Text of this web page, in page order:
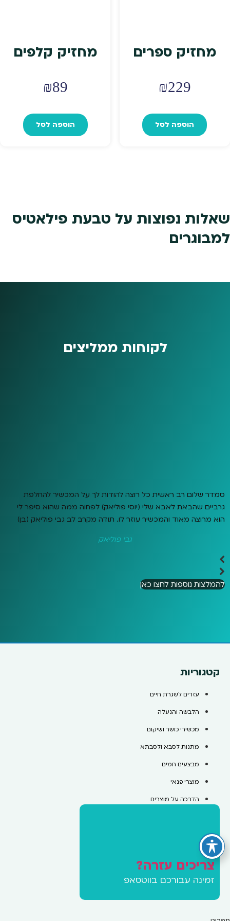
מחזיק ספרים
₪229
הוספה לסל
מחזיק קלפים
₪89
הוספה לסל
שאלות נפוצות על טבעת פילאטיס
למבוגרים
לקוחות ממליצים
סמדר שלום רב ראשית כל רוצה להודות לך על המכשיר להחלפת
גרביים שהבאת לאבא שלי (יוסי פוליאק) לפחוה ממה שהוא סיפר לי
הוא מרוצה מאוד והמכשיר עוזר לו. תודה מקרב לב גבי פוליאק (בן)
גבי פוליאק
להמלצות נוספות לחצו כאן
קטגוריות
עזרים לשגרת חיים
הלבשה והנעלה
מכשירי כושר ושיקום
מתנות לסבא ולסבתא
מבצעים חמים
מוצרי פנאי
הדרכה על מוצרים
צריכים עזרה?
זמינה עבורכם בווטסאפ